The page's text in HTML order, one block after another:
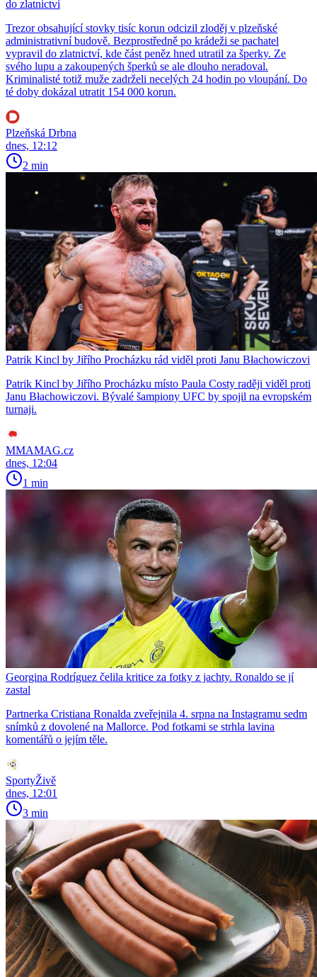
do zlatnictví
Trezor obsahující stovky tisíc korun odcizil zloděj v plzeňské
administrativní budově. Bezprostředně po krádeži se pachatel
vypravil do zlatnictví, kde část peněz hned utratil za šperky. Ze
svého lupu a zakoupených šperků se ale dlouho neradoval.
Kriminalisté totiž muže zadrželi necelých 24 hodin po vloupání. Do
té doby dokázal utratit 154 000 korun.
Plzeňská Drbna
dnes, 12:12
2 min
Patrik Kincl by Jiřího Procházku rád viděl proti Janu Błachowiczovi
Patrik Kincl by Jiřího Procházku místo Paula Costy raději viděl proti
Janu Błachowiczovi. Bývalé šampiony UFC by spojil na evropském
turnaji.
MMAMAG.cz
dnes, 12:04
1 min
Georgina Rodríguez čelila kritice za fotky z jachty. Ronaldo se jí
zastal
Partnerka Cristiana Ronalda zveřejnila 4. srpna na Instagramu sedm
snímků z dovolené na Mallorce. Pod fotkami se strhla lavina
komentářů o jejím těle.
SportyŽivě
dnes, 12:01
3 min